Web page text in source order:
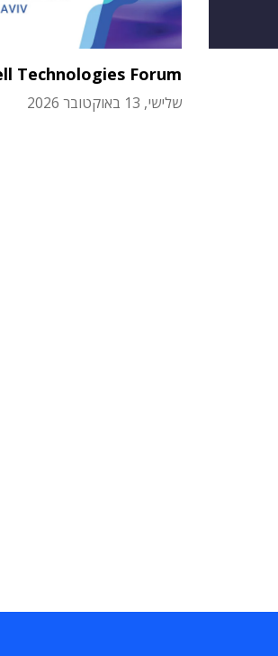
Technologies Forum
שלישי, 13 באוקטובר 2026